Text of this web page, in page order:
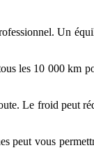
Un
les 10 000 km
Le froid peut
peut vous